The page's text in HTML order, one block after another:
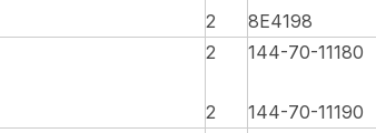
2 8E4198
2
2
144-70-11180
144-70-11190